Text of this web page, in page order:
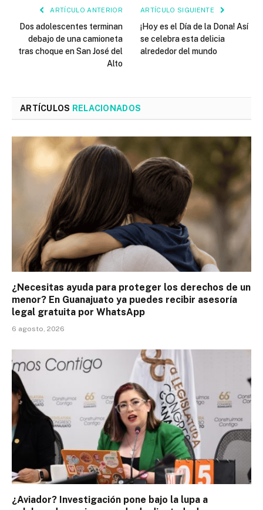
ARTÍCULO ANTERIOR
Dos adolescentes terminan
debajo de una camioneta
tras choque en San José del
Alto
ARTÍCULO SIGUIENTE
¡Hoy es el Día de la Dona! Así
se celebra esta delicia
alrededor del mundo
ARTÍCULOS RELACIONADOS
¿Necesitas ayuda para proteger los derechos de un
menor? En Guanajuato ya puedes recibir asesoría
legal gratuita por WhatsApp
6 agosto, 2026
¿Aviador? Investigación pone bajo la lupa a